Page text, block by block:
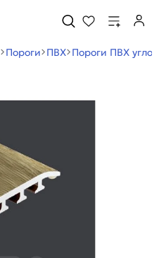
Пороги ПВХ Пороги ПВХ